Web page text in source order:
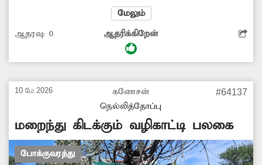
வாகன ஓட்டிகள் விபத்தில் சிக்கி வருகின்றனர்.
உயிரிழப்பு ஏற்படுவதற்கு முன்பு சாலையில்
திரியும் கால்நடைகளை பிடித்து
உரிமையாளர்களுக்கு அபராதம் விதிக்க
மேலும்
ஆதரவு: 0 ஆதரிக்கிறேன்
10 மே 2026
கணேசன்
நெல்லித்தோப்பு
#64137
மறைந்து கிடக்கும் வழிகாட்டி பலகை
போக்குவரத்து